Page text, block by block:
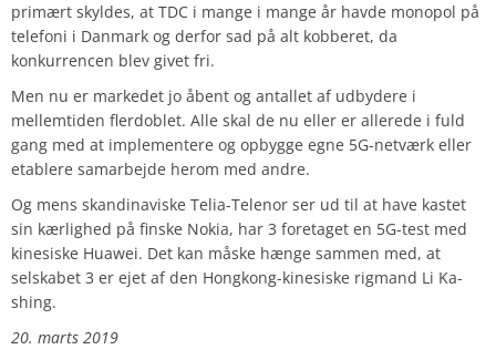
primært skyldes, at TDC i mange i mange år havde monopol på
telefoni i Danmark og derfor sad på alt kobberet, da
konkurrencen blev givet fri.
Men nu er markedet jo åbent og antallet af udbydere i
mellemtiden flerdoblet. Alle skal de nu eller er allerede i fuld
gang med at implementere og opbygge egne 5G-netværk eller
etablere samarbejde herom med andre.
Og mens skandinaviske Telia-Telenor ser ud til at have kastet
sin kærlighed på finske Nokia, har 3 foretaget en 5G-test med
kinesiske Huawei. Det kan måske hænge sammen med, at
selskabet 3 er ejet af den Hongkong-kinesiske rigmand Li Ka-
shing.
20. marts 2019